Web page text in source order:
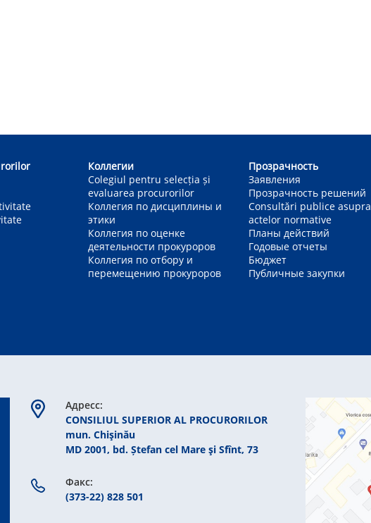
Коллегии
Colegiul pentru selecția și
evaluarea procurorilor
Коллегия по дисциплины и
этики
Коллегия по оценке
деятельности прокуроров
Коллегия по отбору и
перемещению прокуроров
Прозрачность
Заявления
Прозрачность решений
Consultări publice asupra
actelor normative
Планы действий
Годовые отчеты
Бюджет
Публичные закупки
Aдресс:
CONSILIUL SUPERIOR AL PROCURORILOR
mun. Chişinău
MD 2001, bd. Ștefan cel Mare şi Sfînt, 73
Факс:
(373-22) 828 501